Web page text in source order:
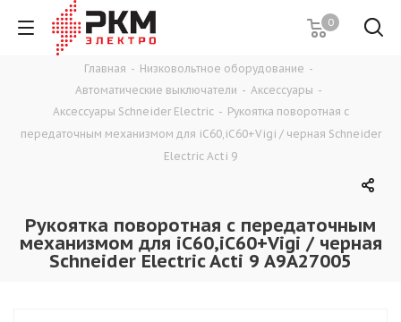
0
Главная - Низковольтное оборудование -
Автоматические выключатели - Аксессуары -
Аксессуары Schneider Electric - Рукоятка поворотная с
передаточным механизмом для iC60,iC60+Vigi / черная Schneider
Electric Acti 9
Рукоятка поворотная с передаточным
механизмом для iC60,iC60+Vigi / черная
Schneider Electric Acti 9 A9A27005